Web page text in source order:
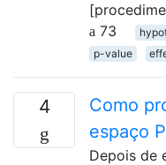
73
p-value
4
Como
espaço
Depois de